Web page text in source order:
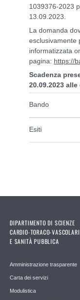
1039376-2023
13.09.2023.
La domanda
esclusivamente
informatizzata
pagina: https://
Scadenza
20.09.2023 alle
Bando
Esiti
DIPARTIMENTO DI SCIENZE
CARDIO-TORACO-VASCOLARI
E SANITÀ PUBBLICA
Amministrazione trasparente
Carta dei servizi
Modulistica